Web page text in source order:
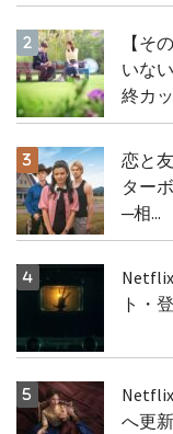
【そ
いな
終カ
恋と
ター
─相...
ト・
へ更